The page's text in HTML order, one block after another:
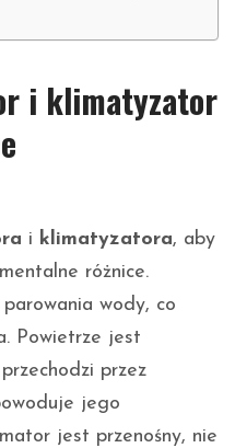
i klimatyzator
i klimatyzatora, aby
różnice.
wody, co
Powietrze jest
przez
jego
jest przenośny, nie